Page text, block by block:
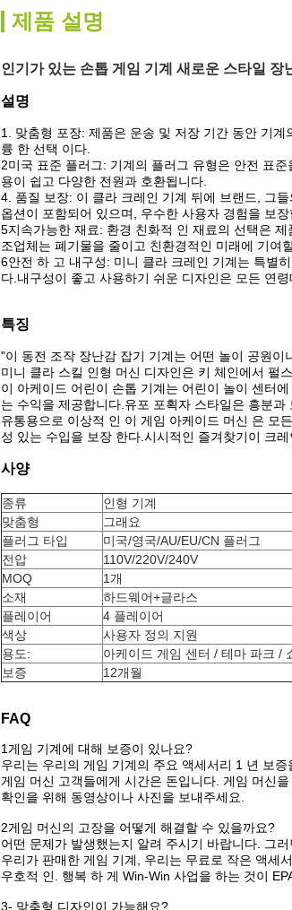
제품 설명
인기가 있는 손톱 게임 기계 새로운 스타일 장
설명
1. 맞춤형 포장: 제품은 운송 및 저장 기간 동안 기
륭 한 선택 이다.
2미국 표준 플러그: 기계의 플러그 유형은 안전 표
용이 쉽고 다양한 전원과 호환됩니다.
4. 품질 보장: 이 클라 크레인 기계 뒤에 브랜드, 그
옵션이 포함되어 있으며, 우수한 사용자 경험을 보장
5지속가능한 재료: 환경 친화적 인 재료의 선택은
조업체는 폐기물을 줄이고 친환경적인 미래에 기여
6안전 하 고 내구성: 미니 클라 크레인 기계는 특별
다. 내구성이 좋고 사용하기 쉬운 디자인은 모든 연
특징
"이 동전 조작 장난감 잡기 기계는 어떤 놀이 공원
미니 클라 스킬 인형 머신 디자인은 키 체인에서 펄
이 아케이드 어린이 손톱 기계는 어린이 놀이 센터
는 수익을 제공합니다.유포 포획자 스타일은 흥분과
유통용으로 이상적 인 이 게임 아케이드 머신 은 모
성 있는 수입을 보장 한다.시시적인 즐겨찾기이 크
사양
종류
인형 기계
맞춤형
그래요
플러그 타입
미국/영국/AU/EU/CN 플러그
전압
110V/220V/240V
MOQ
1개
소재
하드웨어+글라스
플레이어
4 플레이어
색상
사용자 정의 지원
용도:
아케이드 게임 센터 / 테마 파크 /
보증
12개월
FAQ
1게임 기계에 대해 보증이 있나요?
우리는 우리의 게임 기계의 주요 액세서리 1 년 보증
게임 머신 고객들에게 시간은 돈입니다. 게임 머신
확인을 위해 동영상이나 사진을 보내주세요.
2게임 머신의 고장을 어떻게 해결할 수 있을까요?
어떤 문제가 발생했는지 알려 주시기 바랍니다. 그
우리가 판매한 게임 기계, 우리는 무료로 작은 액세
우호적 인. 행복 하 게 Win-Win 사업을 하는 것이
3- 맞춤형 디자인이 가능해요?